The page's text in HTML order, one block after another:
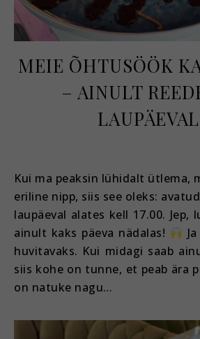
MEIE ÕHTUSÖÖK
– AINULT
Kui ma peaksin lühidalt ütlema, mis on Kai Resto
eriline nipp, siis see oleks:
laupäeval alates kell 17.00. Jep,
ainult kaks päeva nädalas!
huvitavaks. Kui midagi saab
siis kohe on tunne, et peab ära
on natuke nagu…